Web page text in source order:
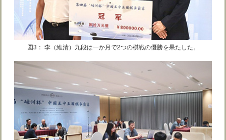
図3： 李（維清）九段は一か月で2つの棋戦の優勝を果たした。